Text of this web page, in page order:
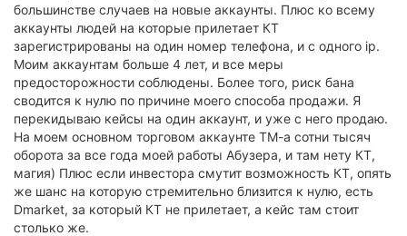
большинстве случаев на новые аккаунты. Плюс ко всему
аккаунты людей на которые прилетает КТ
зарегистрированы на один номер телефона, и с одного ip.
Моим аккаунтам больше 4 лет, и все меры
предосторожности соблюдены. Более того, риск бана
сводится к нулю по причине моего способа продажи. Я
перекидываю кейсы на один аккаунт, и уже с него продаю.
На моем основном торговом аккаунте ТМ-а сотни тысяч
оборота за все года моей работы Абузера, и там нету КТ,
магия) Плюс если инвестора смутит возможность КТ, опять
же шанс на которую стремительно близится к нулю, есть
Dmarket, за который КТ не прилетает, а кейс там стоит
столько же.